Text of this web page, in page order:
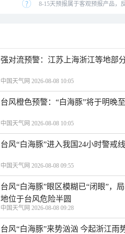
8-15天预报属于客观预报产品，
强对流预警：江苏上海浙江等地部
中国天气网 2026-08-08 10:05
台风橙色预警：“白海豚”将于明晚
中国天气网 2026-08-08 10:05
台风“白海豚”进入我国24小时警戒
中国天气网 2026-08-08 09:55
台风“白海豚”眼区模糊已“闭眼”，
地位于台风危险半圆
中国天气网 2026-08-08 09:28
台风“白海豚”来势汹汹 今起浙江雨